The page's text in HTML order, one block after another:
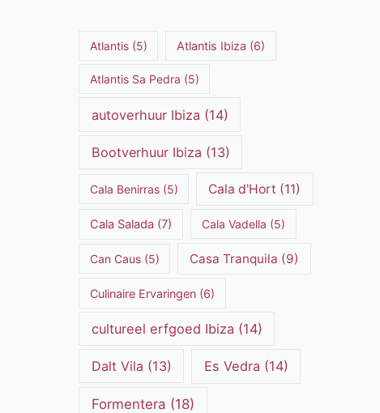
Atlantis(5) Atlantis Ibiza (6)
Atlantis Sa Pedra (5)
autoverhuur Ibiza (14)
Bootverhuur Ibiza (13)
Cala Benirras(5) Cala d'Hort (11)
Cala Salada (7) Cala Vadella (5)
Can Caus(5) Casa Tranquila (9)
Culinaire Ervaringen(6)
cultureel erfgoed Ibiza (14)
Dalt Vila (13) Es Vedra (14)
Formentera (18)